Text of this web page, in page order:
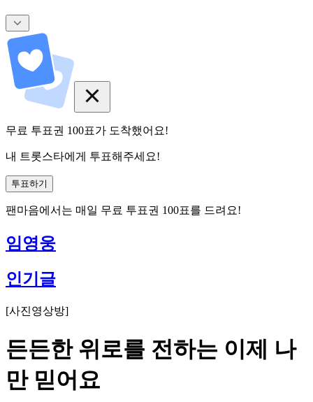
무료 투표권 100표가 도착했어요!
내 트롯스타에게 투표해주세요!
투표하기
팬마음에서는 매일 무료 투표권 100표를 드려요!
임영웅
인기글
[사진영상방]
든든한 위로를 전하는 이제 나
만 믿어요